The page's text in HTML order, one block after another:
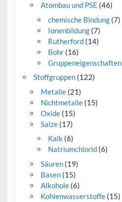
Atombau und PSE (46)
chemische Bindung (7)
Ionenbildung (7)
Rutherford (14)
Bohr (16)
Gruppeneigenschaften
Stoffgruppen(122)
Metalle(21)
Nichtmetalle(15)
Oxide(15)
Salze(17)
Kalk (6)
Natriumchlorid (6)
Säuren(19)
Basen(15)
Alkohole(6)
Kohlenwasserstoffe(15)